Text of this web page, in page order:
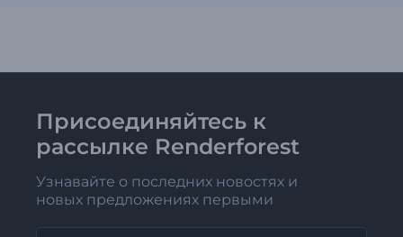
Присоединяйтесь к
рассылке Renderforest
Узнавайте о последних новостях и
новых предложениях первыми